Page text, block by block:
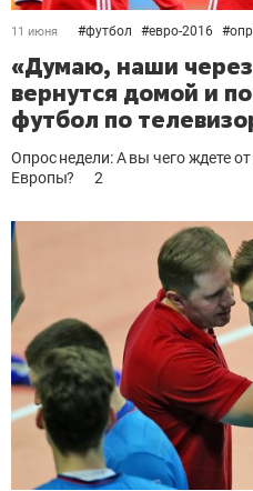
11 июня #футбол #евро-2016 #
«Думаю, наши
вернутся домой и
футбол по
Опрос недели: А вы чего ждете
Европы?
2